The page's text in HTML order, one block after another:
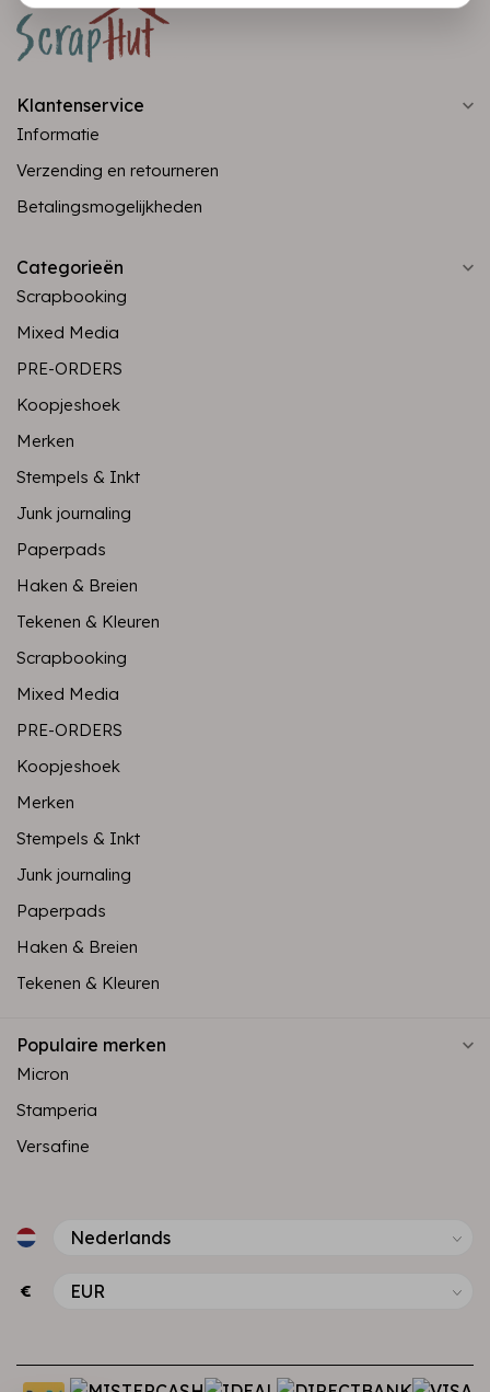
Klantenservice
Informatie
Verzending en retourneren
Betalingsmogelijkheden
Categorieën
Scrapbooking
Mixed Media
PRE-ORDERS
Koopjeshoek
Merken
Stempels & Inkt
Junk journaling
Paperpads
Haken & Breien
Tekenen & Kleuren
Scrapbooking
Mixed Media
PRE-ORDERS
Koopjeshoek
Merken
Stempels & Inkt
Junk journaling
Paperpads
Haken & Breien
Tekenen & Kleuren
Populaire merken
Micron
Stamperia
Versafine
€